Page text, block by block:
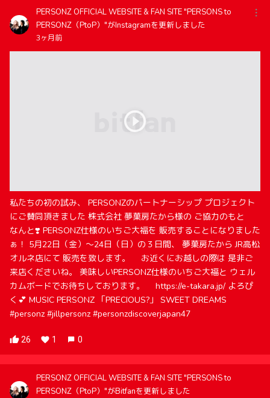
PERSONZ OFFICIAL WEBSITE & FAN SITE "PERSONS to
PERSONZ（PtoP）"がInstagramを更新しました
3ヶ月前
私たちの初の試み、 PERSONZのパートナーシップ プロジェクト
にご賛同頂きました 株式会社 夢菓房たから様の ご協力のもと
なんと❣️ PERSONZ仕様のいちご大福を 販売することになりました
ぁ！ 5月22日（金）～24日（日）の３日間、 夢菓房たから JR高松
オルネ店にて 販売を致します。 お近くにお越しの際は 是非ご
来店くださいね。 美味しいPERSONZ仕様のいちご大福と ウェル
カムボードでお待ちしております。 https://e-takara.jp/ よろぴ
く💕 MUSIC PERSONZ 「PRECIOUS?」 SWEET DREAMS
#personz #jillpersonz #personzdiscoverjapan47
26 1 0
PERSONZ OFFICIAL WEBSITE & FAN SITE "PERSONS to
PERSONZ（PtoP）"がBitfanを更新しました